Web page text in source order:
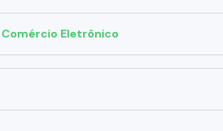
Eletrônico